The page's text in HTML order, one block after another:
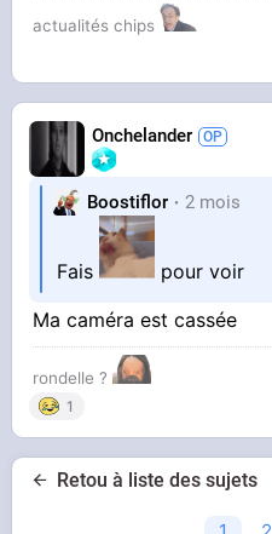
actualités chips
Onchelander
Boostiflor 2 mois
Fais
pour voir
Ma caméra est cassée
rondelle ?
1
Retou à liste des sujets